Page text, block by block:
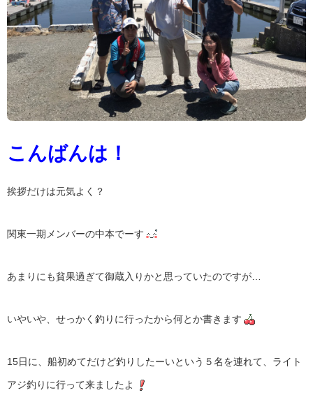
こんばんは！
挨拶だけは元気よく？
関東一期メンバーの中本でーす
あまりにも貧果過ぎて御蔵入りかと思っていたのですが…
いやいや、せっかく釣りに行ったから何とか書きます
15日に、船初めてだけど釣りしたーいという５名を連れて、ライト
アジ釣りに行って来ましたよ